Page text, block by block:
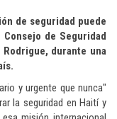
de seguridad puede
de Seguridad
durante una
y urgente que nunca"
la seguridad en Haití y